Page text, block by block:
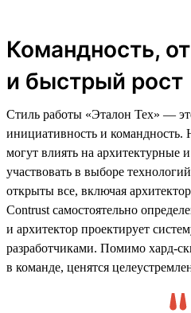
Командность,
и быстрый рост
Стиль работы «Эталон Тех» —
инициативность и командность.
могут влиять на архитектурные
участвовать в выборе
открыты все, включая
Contrust самостоятельно
и архитектор проектирует
разработчиками. Помимо хард-
в команде, ценятся